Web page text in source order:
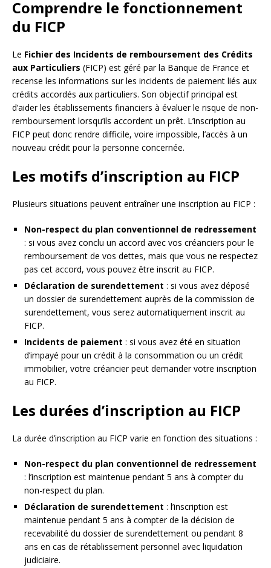
Comprendre le fonctionnement
du FICP
Le Fichier des Incidents de remboursement des Crédits
aux Particuliers (FICP) est géré par la Banque de France et
recense les informations sur les incidents de paiement liés aux
crédits accordés aux particuliers. Son objectif principal est
d’aider les établissements financiers à évaluer le risque de non-
remboursement lorsqu’ils accordent un prêt. L’inscription au
FICP peut donc rendre difficile, voire impossible, l’accès à un
nouveau crédit pour la personne concernée.
Les motifs d’inscription au FICP
Plusieurs situations peuvent entraîner une inscription au FICP :
Non-respect du plan conventionnel de redressement
: si vous avez conclu un accord avec vos créanciers pour le
remboursement de vos dettes, mais que vous ne respectez
pas cet accord, vous pouvez être inscrit au FICP.
Déclaration de surendettement : si vous avez déposé
un dossier de surendettement auprès de la commission de
surendettement, vous serez automatiquement inscrit au
FICP.
Incidents de paiement : si vous avez été en situation
d’impayé pour un crédit à la consommation ou un crédit
immobilier, votre créancier peut demander votre inscription
au FICP.
Les durées d’inscription au FICP
La durée d’inscription au FICP varie en fonction des situations :
Non-respect du plan conventionnel de redressement
: l’inscription est maintenue pendant 5 ans à compter du
non-respect du plan.
Déclaration de surendettement : l’inscription est
maintenue pendant 5 ans à compter de la décision de
recevabilité du dossier de surendettement ou pendant 8
ans en cas de rétablissement personnel avec liquidation
judiciaire.